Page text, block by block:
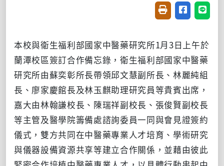
友善列印(開新視
分享至臉書
分享
本校與衛生福利部國家中醫藥研究所1月3日上午於
蘭潭校區簽訂合作備忘錄，衛生福利部國家中醫藥
研究所由蘇奕彰所長帶領邱文慧副所長、林麗純組
長、廖家慶館長及林玉麒助理研究員等貴賓出席，
嘉大由林翰謙校長、陳瑞祥副校長、張俊賢副校長
等主管及醫學院籌備處諮詢委員一同與會見證簽約
儀式，雙方共同在中醫藥專業人才培育、學術研究
與儀器設備資源共享等建立合作關係，並藉由彼此